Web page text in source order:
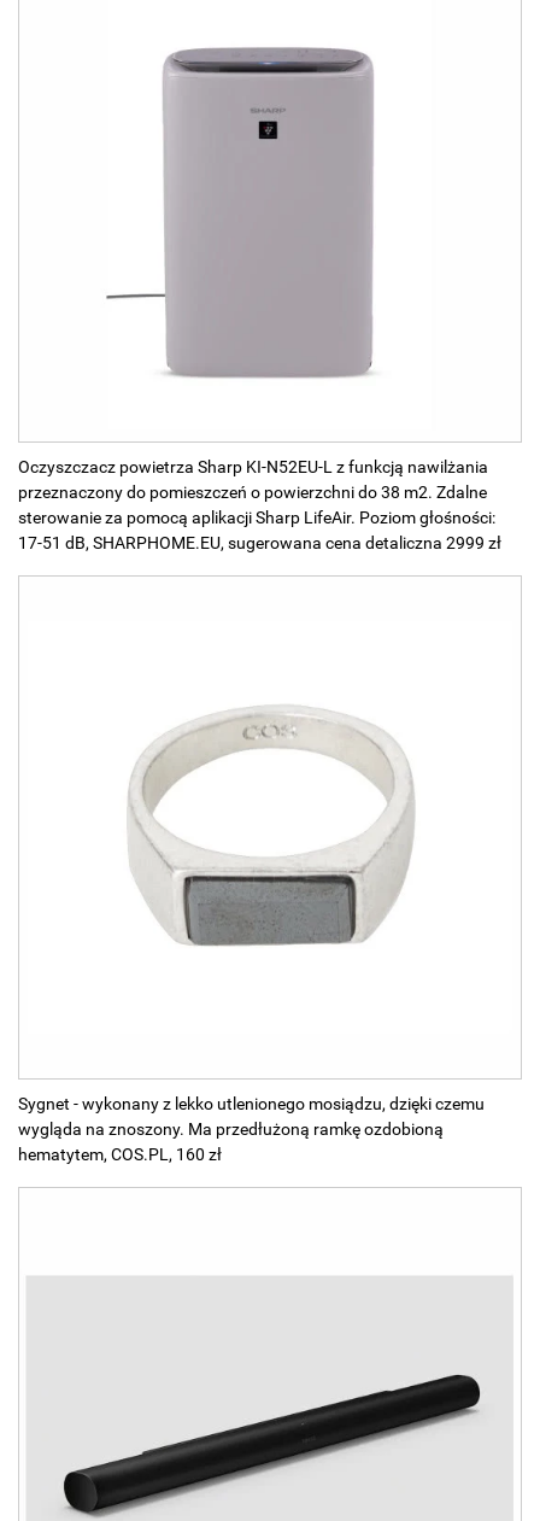
Oczyszczacz powietrza Sharp KI-N52EU-L z funkcją nawilżania
przeznaczony do pomieszczeń o powierzchni do 38 m2. Zdalne
sterowanie za pomocą aplikacji Sharp LifeAir. Poziom głośności:
17-51 dB, SHARPHOME.EU, sugerowana cena detaliczna 2999 zł
Sygnet - wykonany z lekko utlenionego mosiądzu, dzięki czemu
wygląda na znoszony. Ma przedłużoną ramkę ozdobioną
hematytem, COS.PL, 160 zł